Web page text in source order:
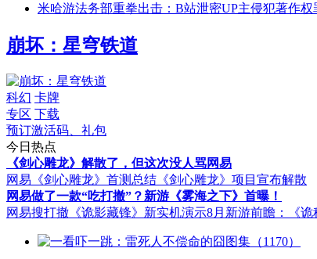
米哈游法务部重拳出击：B站泄密UP主侵犯著作权
崩坏：星穹铁道
科幻 卡牌
专区 下载
预订激活码、礼包
今日热点
《剑心雕龙》解散了，但这次没人骂网易
网易《剑心雕龙》首测总结 《剑心雕龙》项目宣布解散
网易做了一款“吃打撤”？新游《雾海之下》首曝！
网易搜打撤《诡影藏锋》新实机演示8月新游前瞻：《